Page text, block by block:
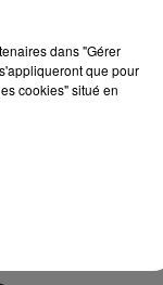
dans "Gérer
que pour
cookies" situé en